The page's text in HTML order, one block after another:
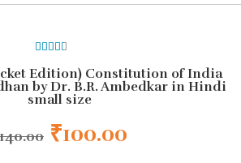
out of
5
Edition) Constitution of India
by Dr. B.R. Ambedkar in Hindi
small size
140.00 ₹100.00